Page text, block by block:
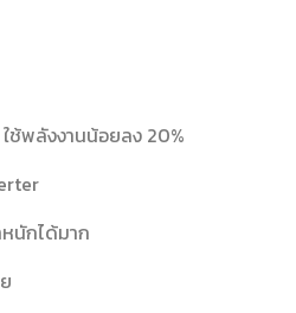
ช้พลังงานน้อยลง 20%
นักได้มาก